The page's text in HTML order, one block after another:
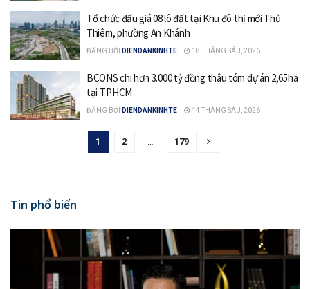
Tổ chức đấu giá 08 lô đất tại Khu đô thị mới Thủ
Thiêm, phường An Khánh
ĐĂNG BỞI DIENDANKINHTE 18 THÁNG SÁU, 2026
BCONS chi hơn 3.000 tỷ đồng thâu tóm dự án 2,65ha
tại TP.HCM
ĐĂNG BỞI DIENDANKINHTE 14 THÁNG SÁU, 2026
1 2 179
Tin phổ biến